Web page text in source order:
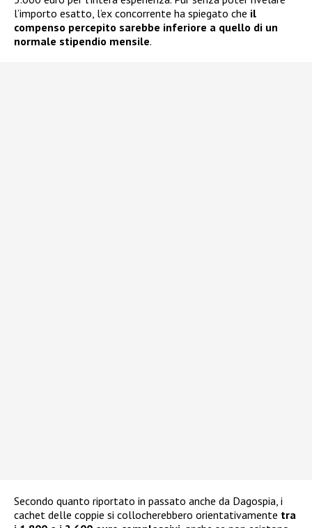
l’importo esatto, l’ex concorrente ha spiegato che il
compenso percepito sarebbe inferiore a quello di un
normale stipendio mensile.
Secondo quanto riportato in passato anche da Dagospia, i
cachet delle coppie si collocherebbero orientativamente tra